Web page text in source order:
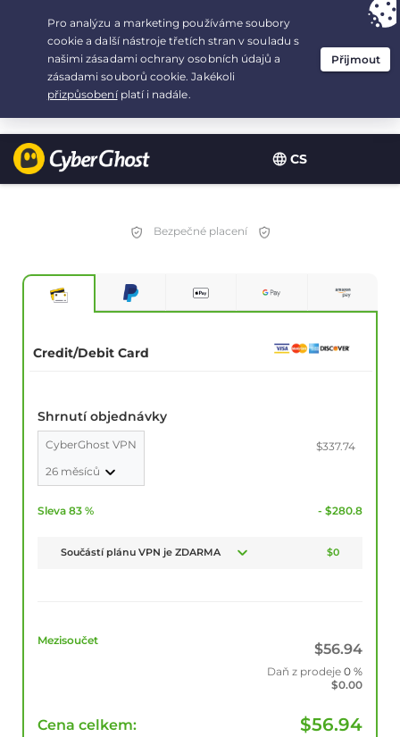
CS
Your choice:The Best Dealfor 2.1666666666667-years at $
/month
Bezpečné placení
Credit/Debit Card
Shrnutí objednávky
CyberGhost VPN
26 měsíců
$337.74
Sleva 83 % - $280.8
Součástí plánu VPN je ZDARMA $0
Mezisoučet
$56.94
Daň z prodeje 0 %
$0.00
Cena celkem: $56.94